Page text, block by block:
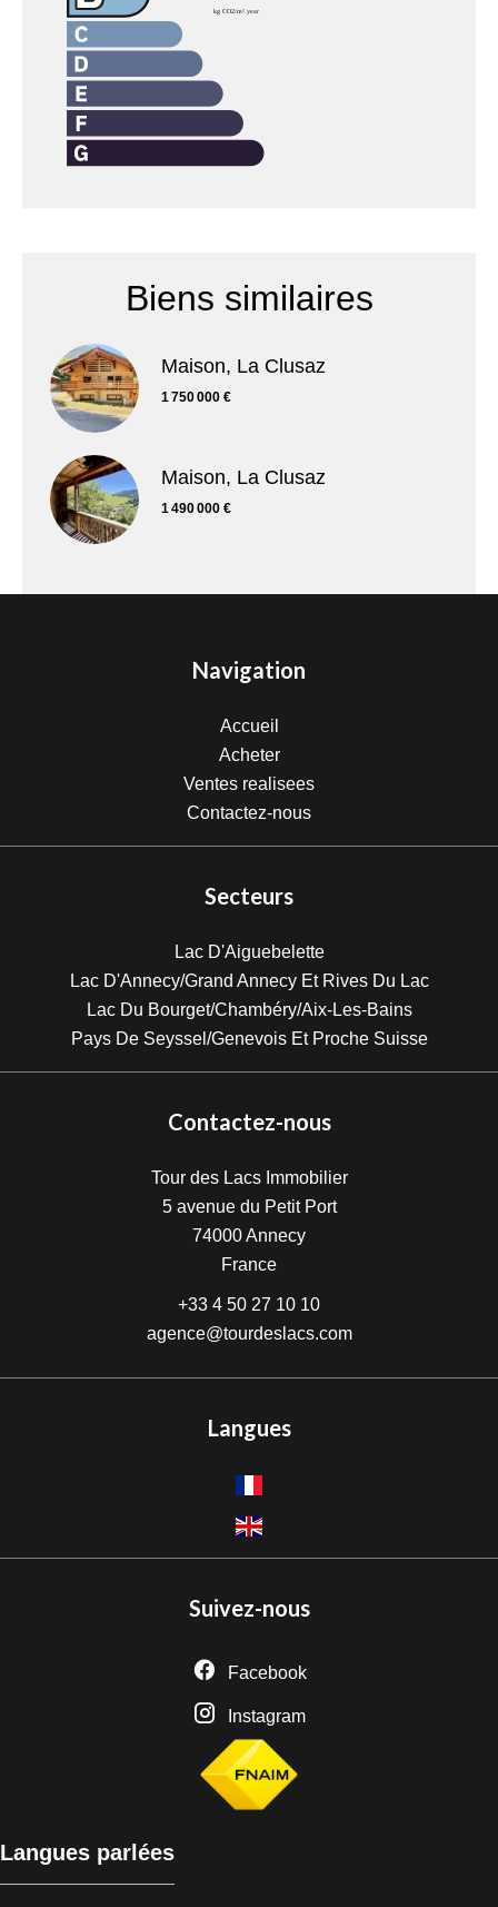
Biens similaires
Maison, La Clusaz
1 750 000 €
Maison, La Clusaz
1 490 000 €
Navigation
Accueil
Acheter
Ventes realisees
Contactez-nous
Secteurs
Lac D'Aiguebelette
Lac D'Annecy/Grand Annecy Et Rives Du Lac
Lac Du Bourget/Chambéry/Aix-Les-Bains
Pays De Seyssel/Genevois Et Proche Suisse
Contactez-nous
Tour des Lacs Immobilier
5 avenue du Petit Port
74000Annecy
France
+33 4 50 27 10 10
agence@tourdeslacs.com
Langues
Suivez-nous
Facebook
Instagram
Langues parlées